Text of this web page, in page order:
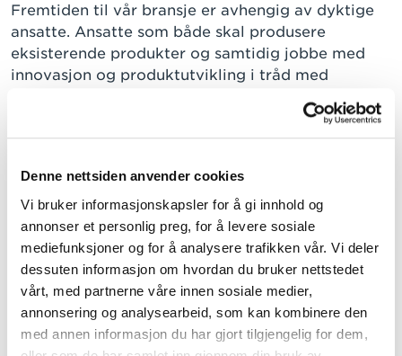
Denne nettsiden anvender cookies
Vi bruker informasjonskapsler for å gi innhold og
annonser et personlig preg, for å levere sosiale
mediefunksjoner og for å analysere trafikken vår. Vi deler
dessuten informasjon om hvordan du bruker nettstedet
vårt, med partnerne våre innen sosiale medier,
annonsering og analysearbeid, som kan kombinere den
med annen informasjon du har gjort tilgjengelig for dem,
Fremtiden til vår bransje er avhengig av dyktige
ansatte. Ansatte som både skal produsere
eksisterende produkter og samtidig jobbe med
innovasjon og produktutvikling i tråd med
Våre ansatte skal også ha kompetanse på råvarer
og bakeprosesser samt ha kunnskap om
Vinnerne har i sin rolle et spesielt stort ansvar for
at bransjen har tilgang til faglærte, motiverte og
dyktige ansatte. Vinnerne er svært sentrale i
arbeidet med å vekke og foredle unge
menneskers skapertrang og begjær etter
kunnskap innen mat-, baker- og konditorfaget. De
unges første møte med faget.